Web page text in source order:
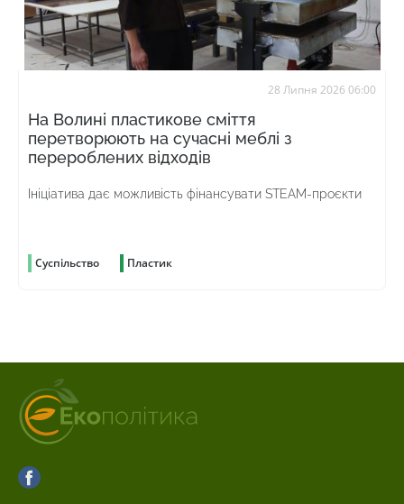
28 Липня 2026 06:00
На Волині пластикове сміття
перетворюють на сучасні меблі з
перероблених відходів
Ініціатива дає можливість фінансувати STEAM-проєкти
Суспільство Пластик